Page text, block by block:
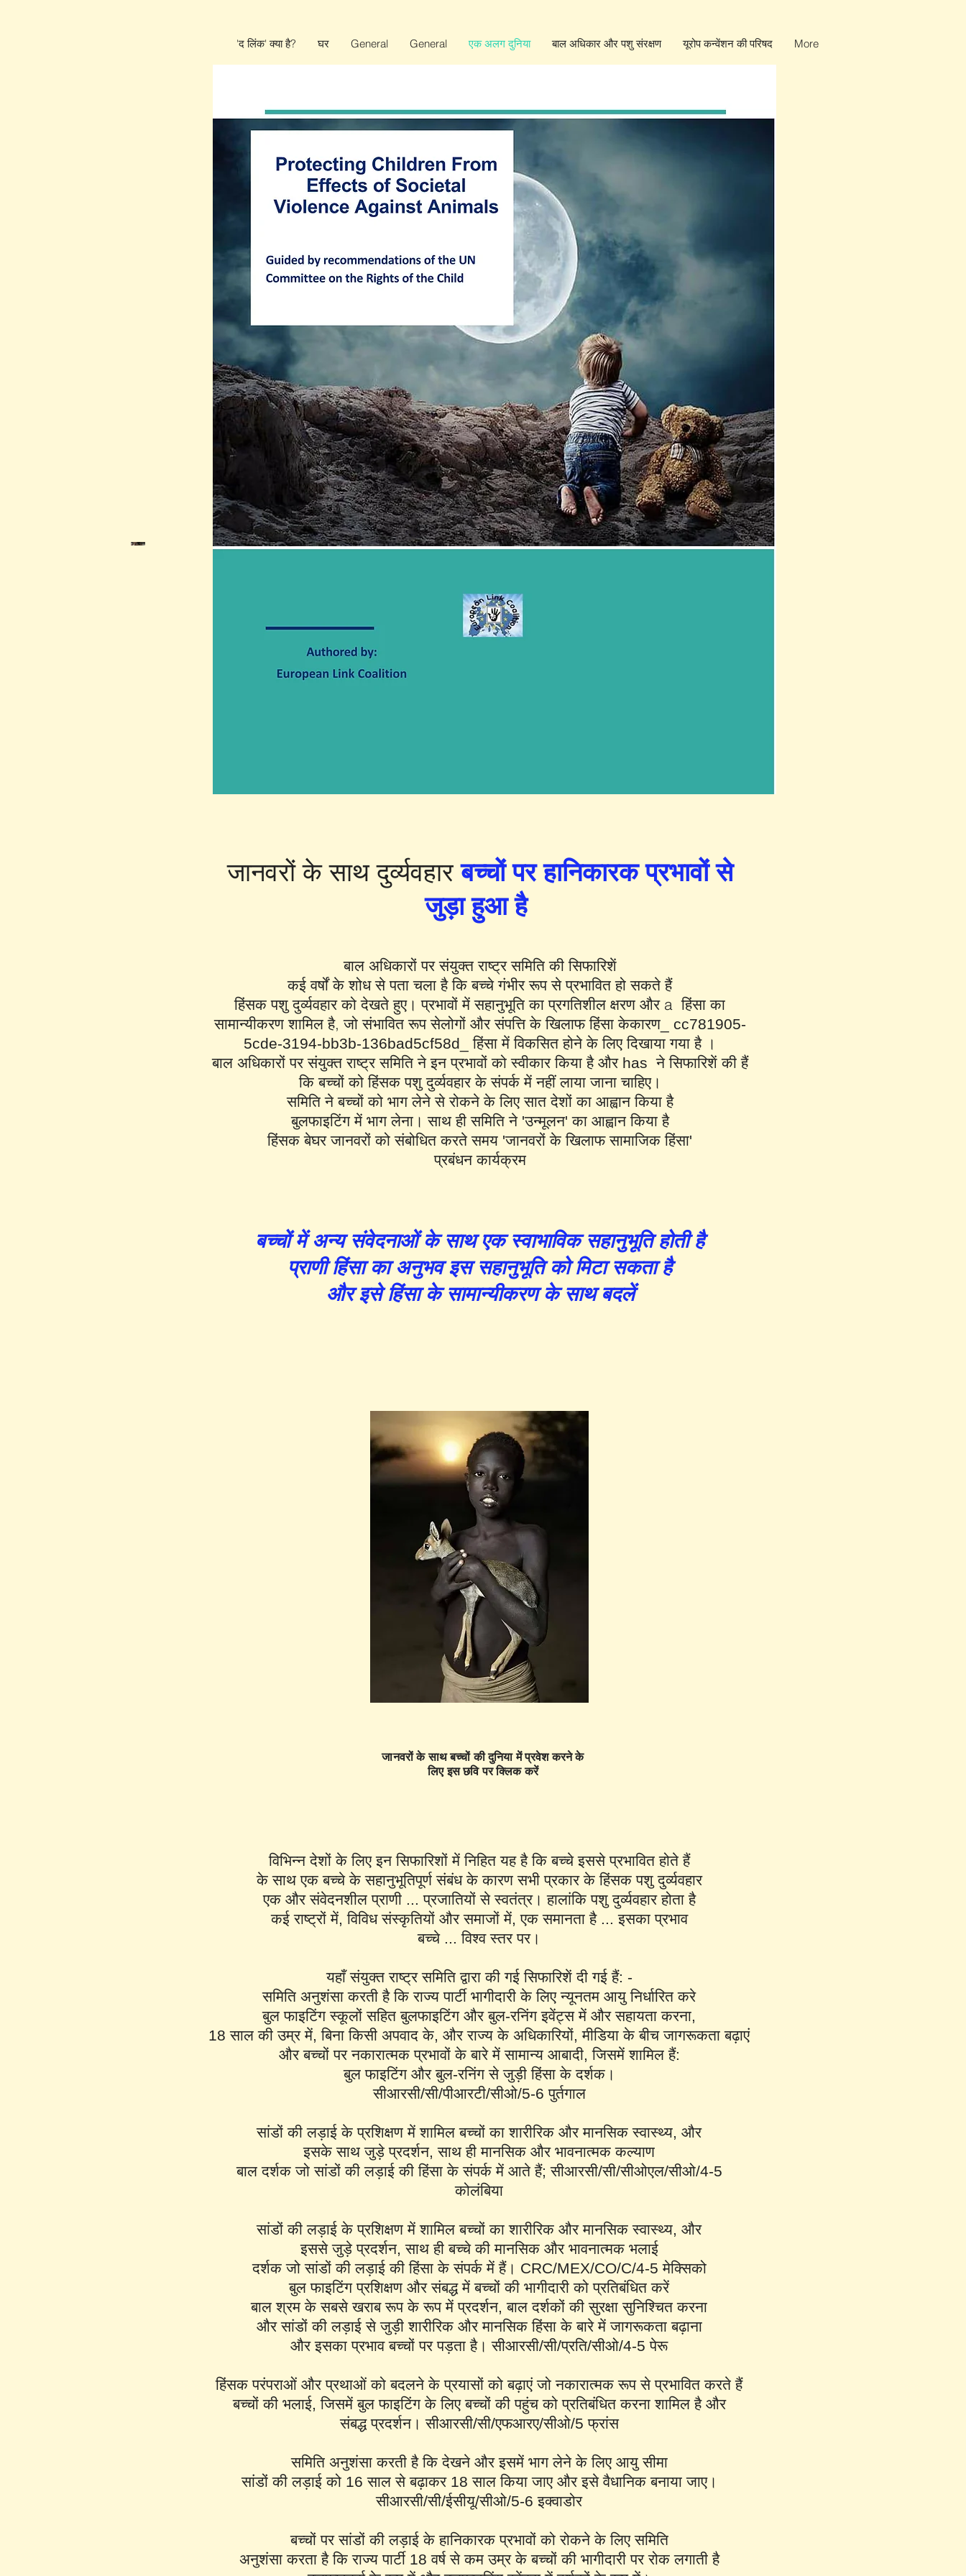
'द लिंक' क्या है? घर General General एक अलग दुनिया बाल अधिकार और पशु संरक्षण यूरोप कन्वेंशन की परिषद More
जानवरों के साथ दुर्व्यवहारबच्चों पर हानिकारक प्रभावों से
जुड़ा हुआ है
बाल अधिकारों पर संयुक्त राष्ट्र समिति की सिफारिशें
कई वर्षों के शोध से पता चला है कि बच्चे गंभीर रूप से प्रभावित हो सकते हैं
हिंसक पशु दुर्व्यवहार को देखते हुए। प्रभावों में सहानुभूति का प्रगतिशील क्षरण और a हिंसा का
सामान्यीकरण शामिल है, जो संभावित रूप सेलोगों और संपत्ति के खिलाफ हिंसा केकारण_
cc781905-
5cde-3194-bb3b-136bad5cf58d_ हिंसा में विकसित होने के लिए दिखाया गया है।
बाल अधिकारों पर संयुक्त राष्ट्र समिति ने इन प्रभावों को स्वीकार किया है और has ने सिफारिशें की हैं
कि बच्चों को हिंसक पशु दुर्व्यवहार के संपर्क में नहीं लाया जाना चाहिए।
समिति ने बच्चों को भाग लेने से रोकने के लिए सात देशों का आह्वान किया है
बुलफाइटिंग में भाग लेना। साथ ही समिति ने 'उन्मूलन' का आह्वान किया है
हिंसक बेघर जानवरों को संबोधित करते समय 'जानवरों के खिलाफ सामाजिक हिंसा'
प्रबंधन कार्यक्रम
बच्चों में अन्य संवेदनाओं के साथ एक स्वाभाविक सहानुभूति होती है
प्राणी हिंसा का अनुभव इस सहानुभूति को मिटा सकता है
और इसे हिंसा के सामान्यीकरण के साथ बदलें
जानवरों के साथ बच्चों की दुनिया में प्रवेश करने के
लिए इस छवि पर क्लिक करें
विभिन्न देशों के लिए इन सिफारिशों में निहित यह है कि बच्चे इससे प्रभावित होते हैं
के साथ एक बच्चे के सहानुभूतिपूर्ण संबंध के कारण सभी प्रकार के हिंसक पशु दुर्व्यवहार
एक और संवेदनशील प्राणी ... प्रजातियों से स्वतंत्र। हालांकि पशु दुर्व्यवहार होता है
कई राष्ट्रों में, विविध संस्कृतियों और समाजों में, एक समानता है ... इसका प्रभाव
बच्चे ... विश्व स्तर पर।
यहाँ संयुक्त राष्ट्र समिति द्वारा की गई सिफारिशें दी गई हैं: -
समिति अनुशंसा करती है कि राज्य पार्टी भागीदारी के लिए न्यूनतम आयु निर्धारित करे
बुल फाइटिंग स्कूलों सहित बुलफाइटिंग और बुल-रनिंग इवेंट्स में और सहायता करना,
18 साल की उम्र में, बिना किसी अपवाद के, और राज्य के अधिकारियों, मीडिया के बीच जागरूकता बढ़ाएं
और बच्चों पर नकारात्मक प्रभावों के बारे में सामान्य आबादी, जिसमें शामिल हैं:
बुल फाइटिंग और बुल-रनिंग से जुड़ी हिंसा के दर्शक।
सीआरसी/सी/पीआरटी/सीओ/5-6 पुर्तगाल
सांडों की लड़ाई के प्रशिक्षण में शामिल बच्चों का शारीरिक और मानसिक स्वास्थ्य, और
इसके साथ जुड़े प्रदर्शन, साथ ही मानसिक और भावनात्मक कल्याण
बाल दर्शक जो सांडों की लड़ाई की हिंसा के संपर्क में आते हैं; सीआरसी/सी/सीओएल/सीओ/4-5
कोलंबिया
सांडों की लड़ाई के प्रशिक्षण में शामिल बच्चों का शारीरिक और मानसिक स्वास्थ्य, और
इससे जुड़े प्रदर्शन, साथ ही बच्चे की मानसिक और भावनात्मक भलाई
दर्शक जो सांडों की लड़ाई की हिंसा के संपर्क में हैं। CRC/MEX/CO/C/4-5 मेक्सिको
बुल फाइटिंग प्रशिक्षण और संबद्ध में बच्चों की भागीदारी को प्रतिबंधित करें
बाल श्रम के सबसे खराब रूप के रूप में प्रदर्शन, बाल दर्शकों की सुरक्षा सुनिश्चित करना
और सांडों की लड़ाई से जुड़ी शारीरिक और मानसिक हिंसा के बारे में जागरूकता बढ़ाना
और इसका प्रभाव बच्चों पर पड़ता है। सीआरसी/सी/प्रति/सीओ/4-5 पेरू
हिंसक परंपराओं और प्रथाओं को बदलने के प्रयासों को बढ़ाएं जो नकारात्मक रूप से प्रभावित करते हैं
बच्चों की भलाई, जिसमें बुल फाइटिंग के लिए बच्चों की पहुंच को प्रतिबंधित करना शामिल है और
संबद्ध प्रदर्शन। सीआरसी/सी/एफआरए/सीओ/5 फ्रांस
समिति अनुशंसा करती है कि देखने और इसमें भाग लेने के लिए आयु सीमा
सांडों की लड़ाई को 16 साल से बढ़ाकर 18 साल किया जाए और इसे वैधानिक बनाया जाए।
सीआरसी/सी/ईसीयू/सीओ/5-6 इक्वाडोर
बच्चों पर सांडों की लड़ाई के हानिकारक प्रभावों को रोकने के लिए समिति
अनुशंसा करता है कि राज्य पार्टी 18 वर्ष से कम उम्र के बच्चों की भागीदारी पर रोक लगाती है